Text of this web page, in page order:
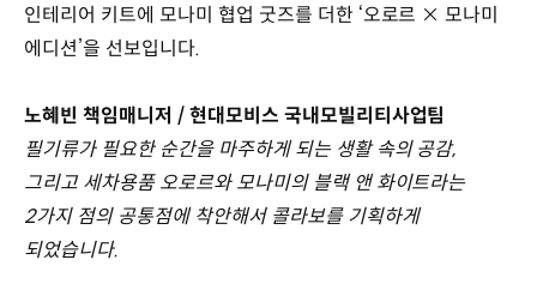
인테리어 키트에 모나미 협업 굿즈를 더한 ‘오로르 × 모나미
에디션’을 선보입니다.
노혜빈 책임매니저 / 현대모비스 국내모빌리티사업팀
필기류가 필요한 순간을 마주하게 되는 생활 속의 공감,
그리고 세차용품 오로르와 모나미의 블랙 앤 화이트라는
2가지 점의 공통점에 착안해서 콜라보를 기획하게
되었습니다.